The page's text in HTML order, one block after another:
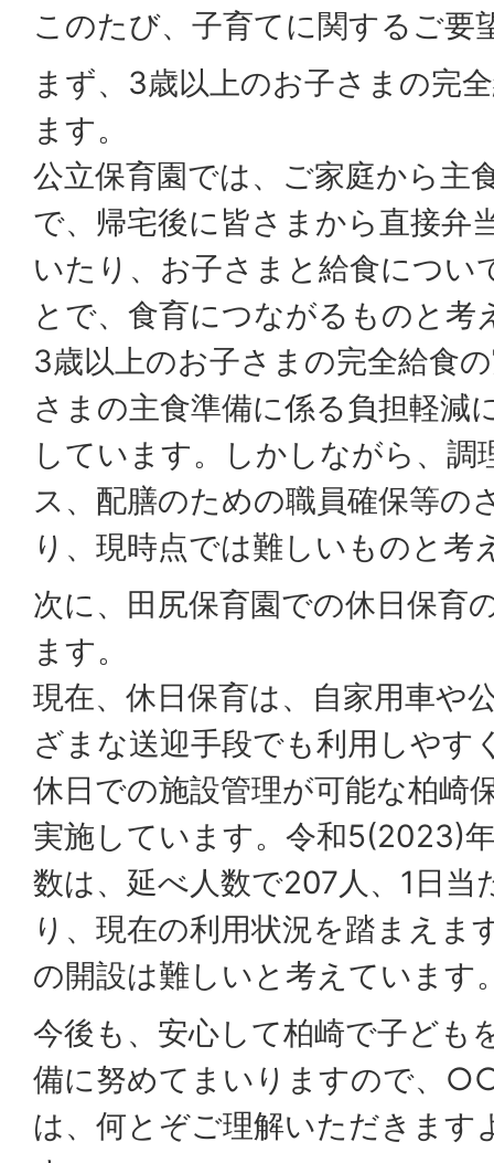
このたび、子育てに関するご要
まず、3歳以上のお子さまの完
ます。
公立保育園では、ご家庭から主
で、帰宅後に皆さまから直接弁
いたり、お子さまと給食につい
とで、食育につながるものと考
3歳以上のお子さまの完全給食
さまの主食準備に係る負担軽減
しています。しかしながら、調
ス、配膳のための職員確保等の
り、現時点では難しいものと考
次に、田尻保育園での休日保育
ます。
現在、休日保育は、自家用車や
ざまな送迎手段でも利用しやす
休日での施設管理が可能な柏崎
実施しています。令和5(2023)
数は、延べ人数で207人、1日
り、現在の利用状況を踏まえま
の開設は難しいと考えています
今後も、安心して柏崎で子ども
備に努めてまいりますので、
は、何とぞご理解いただきます